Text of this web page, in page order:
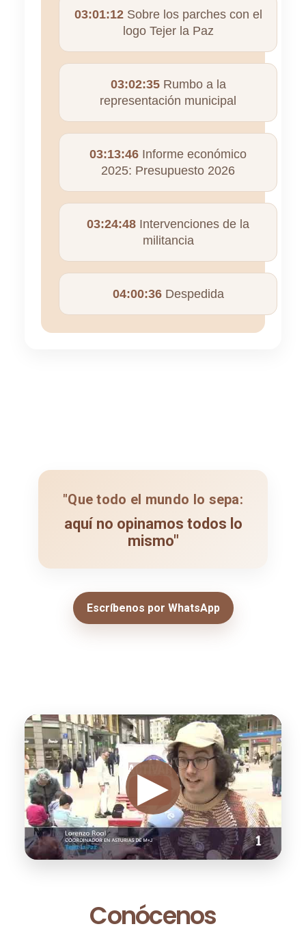
03:01:12Sobre los parches con el
logo Tejer la Paz
03:02:35Rumbo a la
representación municipal
03:13:46 Informe económico
2025: Presupuesto 2026
03:24:48 Intervenciones de la
militancia
04:00:36Despedida
"Que todo el mundo lo sepa:
aquí no opinamos todos lo
mismo"
Escríbenos por WhatsApp
Conócenos